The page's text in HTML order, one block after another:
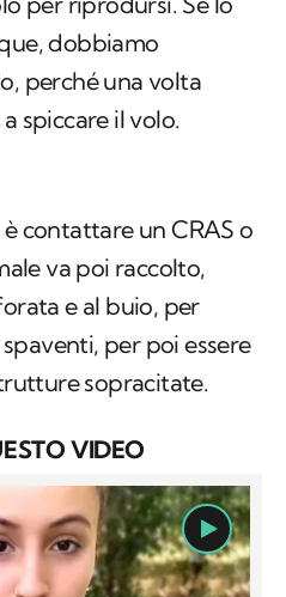
dobbiamo
perché una volta
spiccare il volo.
è contattare unCRAS o
va poi raccolto,
e al buio, per
per poi essere
sopracitate.
VIDEO